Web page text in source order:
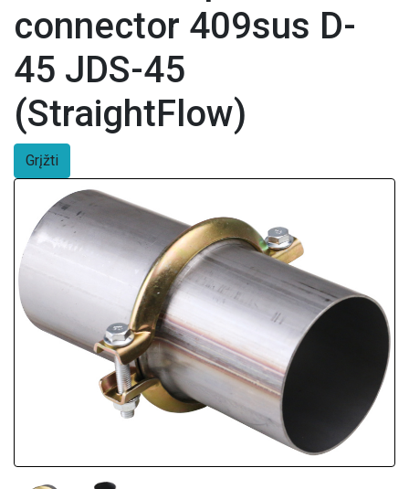
connector 409sus D-
45 JDS-45
(StraightFlow)
Grįžti